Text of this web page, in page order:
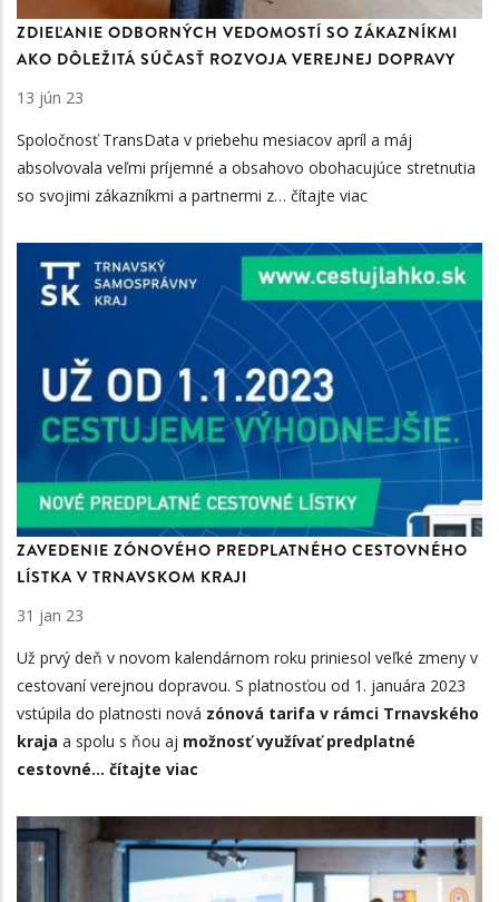
ZDIEĽANIE ODBORNÝCH VEDOMOSTÍ SO ZÁKAZNÍKMI
AKO DÔLEŽITÁ SÚČASŤ ROZVOJA VEREJNEJ DOPRAVY
13 jún 23
Spoločnosť TransData v priebehu mesiacov apríl a máj
absolvovala veľmi príjemné a obsahovo obohacujúce stretnutia
so svojimi zákazníkmi a partnermi z… čítajte viac
ZAVEDENIE ZÓNOVÉHO PREDPLATNÉHO CESTOVNÉHO
LÍSTKA V TRNAVSKOM KRAJI
31 jan 23
Už prvý deň v novom kalendárnom roku priniesol veľké zmeny v
cestovaní verejnou dopravou. S platnosťou od 1. januára 2023
vstúpila do platnosti nová zónová tarifa v rámci Trnavského
kraja a spolu s ňou aj možnosť využívať predplatné
cestovné… čítajte viac